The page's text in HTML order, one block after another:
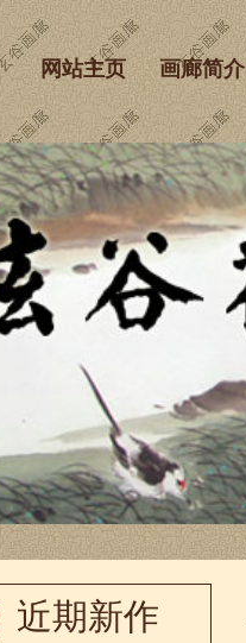
网站主页 画廊简介
近期新作